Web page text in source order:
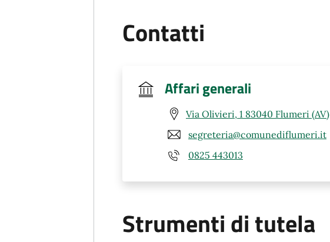
Contatti
Affari generali
Via Olivieri, 1 83040 Flumeri (AV)
segreteria@comunediflumeri.it
0825 443013
Strumenti di tutela